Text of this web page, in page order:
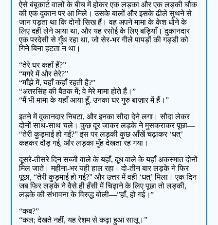
ऐसे बंबूकार्ट वालों के बीच में होकर एक लड़का और एक लड़की चौक
की एक दुकान पर आ मिले। उसके बालों और इसके ढीले सुथने से
जान पड़ता था कि दोनों सिख हैं। वह अपने मामा के केश धोने के
लिए दही लेने आया था, और यह रसोई के लिए बड़ियाँ। दुकानदार
एक परदेसी से गुँथ रहा था, जो सेर-भर गीले पापड़ों की गड्डी को
गिने बिना हटता न था।
“तेरे घर कहाँ हैं?”
“मगरे में और तेरे?”
“माँझे में, यहाँ कहाँ रहती है?”
“अतरसिंह की बैठक में; वे मेरे मामा होते हैं।”
“मैं भी मामा के यहाँ आया हूँ, उनका घर गुरु बाज़ार में हैं।”
इतने में दुकानदार निबटा, और इनका सौदा देने लगा। सौदा लेकर
दोनों साथ-साथ चले। कुछ दूर जाकर लड़के ने मुसकराकर पूछा—
“तेरी कुड़माई हो गई?” इस पर लड़की कुछ आँखें चढ़ाकर ‘धत्’
कहकर दौड़ गई, और लड़का मुँह देखता रह गया।
दूसरे-तीसरे दिन सब्जी वाले के यहाँ, दूध वाले के यहाँ अकस्मात दोनों
मिल जाते। महीना-भर यही हाल रहा। दो-तीन बार लड़के ने फिर
पूछा, “तेरी कुड़माई हो गई?” और उत्तर में वही ‘धत्’ मिला। एक दिन
जब फिर लड़के ने वैसे ही हँसी में चिढ़ाने के लिए पूछा तो लड़की,
लड़के की संभावना के विरुद्ध बोली—”हाँ, हो गई।”
“कब?”
“कल; देखते नहीं, यह रेशम से कढ़ा हुआ सालू।”